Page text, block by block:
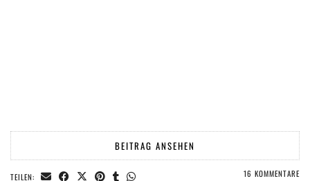
BEITRAG ANSEHEN
TEILEN: 16 KOMMENTARE